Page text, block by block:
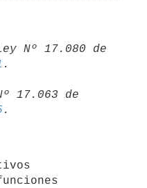
Nº 17.080 de
17.063 de